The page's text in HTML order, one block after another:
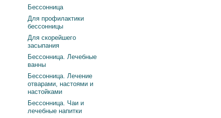
Бессонница
Для профилактики
бессонницы
Для скорейшего
засыпания
Бессонница. Лечебные
ванны
Бессонница. Лечение
отварами, настоями и
настойками
Бессонница. Чаи и
лечебные напитки